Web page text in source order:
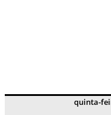
quinta-